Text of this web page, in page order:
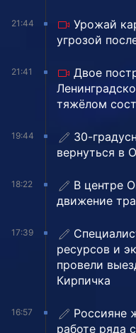
21:44
Урожай
угрозой
21:41
Двое
тяжёлом
19:44
30-
вернуться в
18:22
В центре
движение
17:39
ресурсов и
провели
Кирпичка
16:57
Россияне
работе ряда